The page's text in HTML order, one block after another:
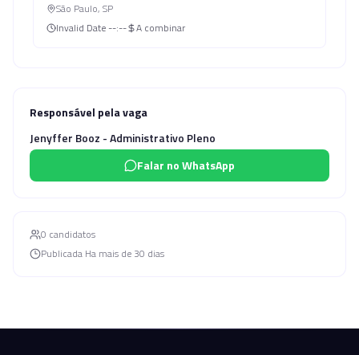
São Paulo, SP
Invalid Date --:-- A combinar
Responsável pela vaga
Jenyffer Booz - Administrativo Pleno
Falar no WhatsApp
0 candidatos
Publicada Ha mais de 30 dias